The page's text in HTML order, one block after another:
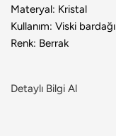
Materyal: Kristal
Kullanım: Viski bardağı
Renk: Berrak
Detaylı Bilgi Al